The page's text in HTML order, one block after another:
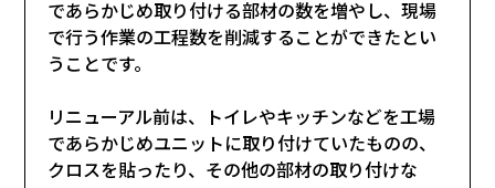
であらかじめ取り付ける部材の数を増やし、現場
で行う作業の工程数を削減することができたとい
うことです。
リニューアル前は、トイレやキッチンなどを工場
であらかじめユニットに取り付けていたものの、
クロスを貼ったり、その他の部材の取り付けな